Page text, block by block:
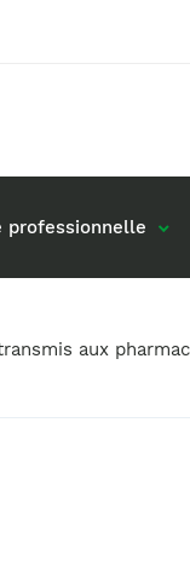
Rôle du pharmacien
professionnelle
de mon dossier
de matériel
aux